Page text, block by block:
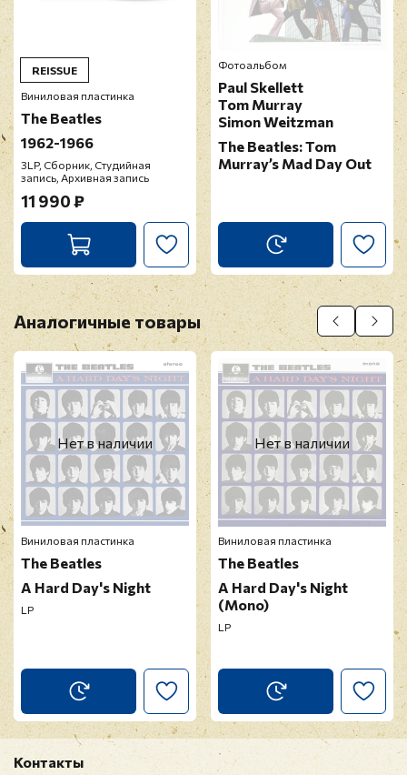
REISSUE
Виниловая пластинка
The Beatles
1962-1966
3LP, Сборник, Студийная
запись, Архивная запись
11 990 ₽
Фотоальбом
Paul Skellett
Tom Murray
Simon Weitzman
The Beatles: Tom
Murray’s Mad Day Out
Аналогичные товары
Нет в наличии
Виниловая пластинка
The Beatles
A Hard Day's Night
LP
Нет в наличии
Виниловая пластинка
The Beatles
A Hard Day's Night
(Mono)
LP
Контакты